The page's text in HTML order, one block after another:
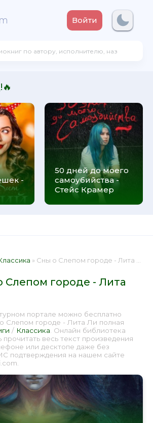
Войти
-
50 дней до моего
самоубийства -
Стейс Крамер
» Сны о Слепом городе - Лита Ли 📕 - Книга онлайн бесплатно
Слепом городе - Лита
портале можно бесплатно
Слепом городе - Лита Ли полная
/ Классика . Онлайн библиотека
весь текст произведения
или десктопе даже без
подтверждения на нашем сайте